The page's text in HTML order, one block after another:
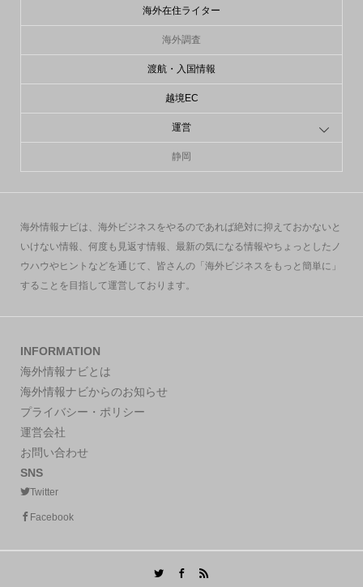
海外在住ライター
海外調査
渡航・入国情報
越境EC
運営
静岡
海外情報ナビは、海外ビジネスをやるのであれば絶対に抑えておかないと
いけない情報、何度も見返す情報、最新の気になる情報やちょっとしたノ
ウハウやヒントなどを通じて、皆さんの「海外ビジネスをもっと簡単に」
することを目指して運営しております。
INFORMATION
海外情報ナビとは
海外情報ナビからのお知らせ
プライバシー・ポリシー
運営会社
お問い合わせ
SNS
Twitter
Facebook